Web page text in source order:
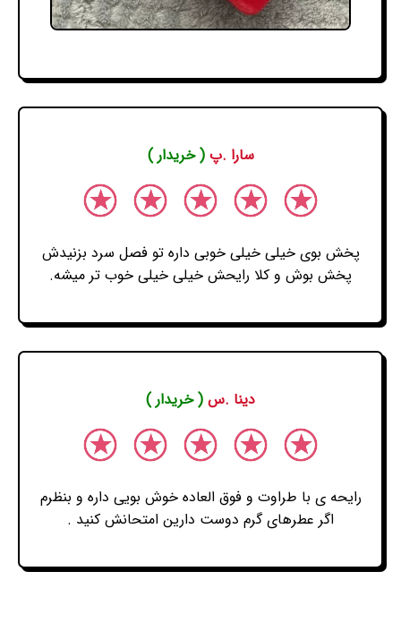
سارا .پ( خریدار )
پخش بوی خیلی خیلی خوبی داره تو فصل سرد بزنیدش
پخش بوش و کلا رایحش خیلی خیلی خوب تر میشه.
دینا .س ( خریدار )
رایحه ی با طراوت و فوق العاده خوش بویی داره و بنظرم
اگر عطرهای گرم دوست دارین امتحانش کنید .